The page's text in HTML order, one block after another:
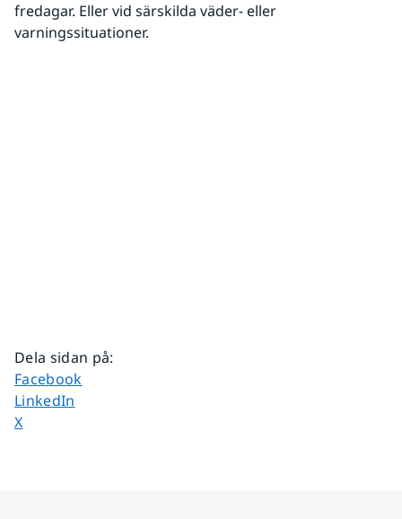
fredagar. Eller vid särskilda väder- eller
varningssituationer.
Dela sidan på:
Dela sidan på
Facebook
Dela sidan på
LinkedIn
Dela sidan på
X